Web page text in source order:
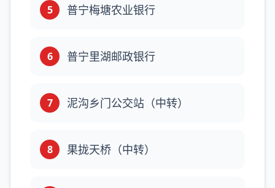
5 普宁梅塘农业银行
6 普宁里湖邮政银行
7 泥沟乡门公交站（中转）
8 果拢天桥（中转）